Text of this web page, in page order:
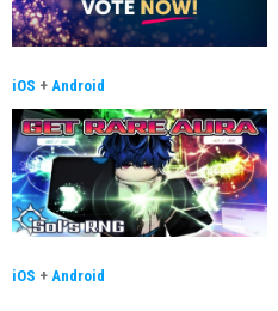
iOS + Android
iOS + Android